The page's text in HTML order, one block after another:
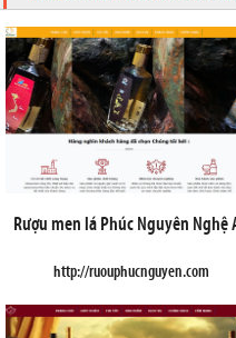
Rượu men lá Phúc Nguyên Nghệ
http://ruouphucnguyen.com